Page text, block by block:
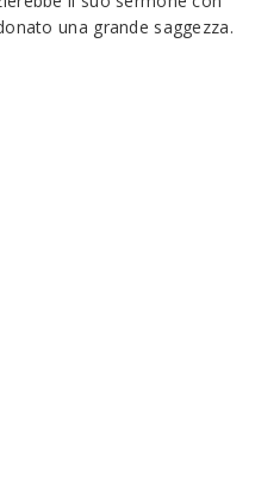
una grande saggezza.